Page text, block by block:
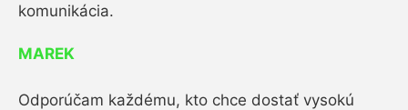
komunikácia.
MAREK
Odporúčam každému, kto chce dostať vysokú